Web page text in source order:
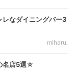
レなダイニングバー3
miharu.
名店5選☆